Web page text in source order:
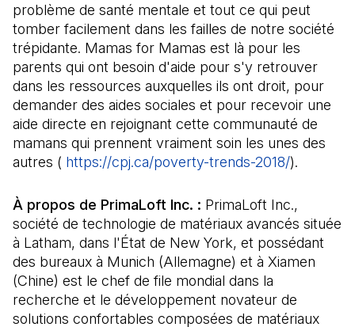
problème de santé mentale et tout ce qui peut
tomber facilement dans les failles de notre société
trépidante. Mamas for Mamas est là pour les
parents qui ont besoin d'aide pour s'y retrouver
dans les ressources auxquelles ils ont droit, pour
demander des aides sociales et pour recevoir une
aide directe en rejoignant cette communauté de
mamans qui prennent vraiment soin les unes des
autres ( https://cpj.ca/poverty-trends-2018/(Il
).
À propos de PrimaLoft Inc. : PrimaLoft Inc.,
société de technologie de matériaux avancés située
à Latham, dans l'État de New York, et possédant
des bureaux à Munich (Allemagne) et à Xiamen
(Chine) est le chef de file mondial dans la
recherche et le développement novateur de
solutions confortables composées de matériaux